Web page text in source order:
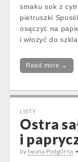
smaku sok z
pietruszki
osączyć na
i włożyć do
Read more →
LISTY
Ostra
i
by Iwona Podgórna •